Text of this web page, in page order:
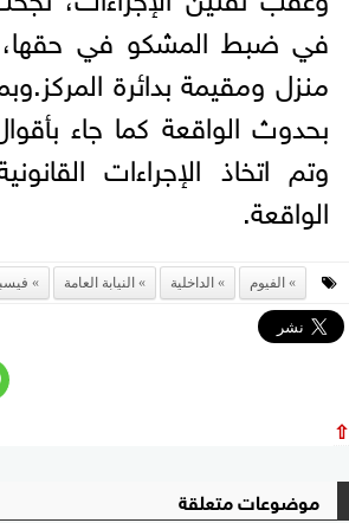
في ضبط المشكو في حقها،
منزل ومقيمة بدائرة
بحدوث الواقعة كما جاء
وتم اتخاذ الإجراءات
الواقعة.
الفيوم الداخلية النيابة العامة
⇧
موضوعات متعلقة